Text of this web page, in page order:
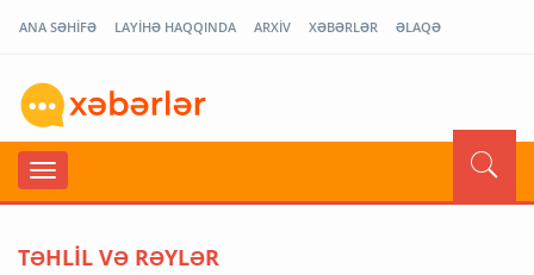
ANA SƏHİFƏ LAYİHƏ HAQQINDA ARXİV XƏBƏRLƏR ƏLAQƏ
TƏHLİL VƏ RƏYLƏR